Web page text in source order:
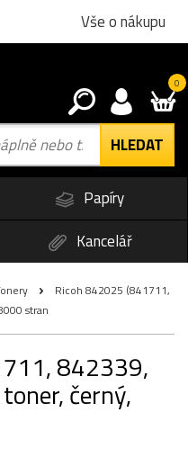
Vše o nákupu
0
Papíry
Kancelář
Ricoh 842025 (841711,
stran
842339,
černý,